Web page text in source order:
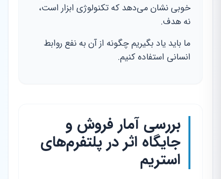
خوبی نشان می‌دهد که تکنولوژی ابزار است،
نه هدف.
ما باید یاد بگیریم چگونه از آن به نفع روابط
انسانی استفاده کنیم.
بررسی آمار فروش و
جایگاه اثر در پلتفرم‌های
استریم